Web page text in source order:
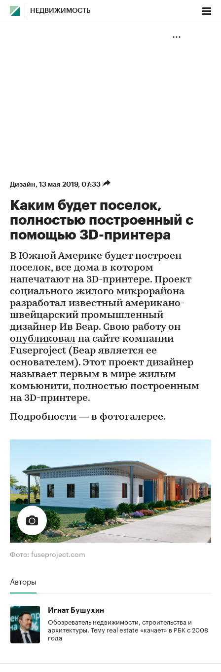
НЕДВИЖИМОСТЬ
Дизайн⁠, 13 мая 2019, 07:33
Каким будет поселок,
полностью построенный с
помощью 3D-принтера
В Южной Америке будет построен
поселок, все дома в котором
напечатают на 3D-принтере. Проект
социального жилого микрорайона
разработал известный американо-
швейцарский промышленный
дизайнер Ив Беар. Свою работу он
опубликовал на сайте компании
Fuseproject (Беар является ее
основателем). Этот проект дизайнер
называет первым в мире жилым
комьюнити, полностью построенным
на 3D-принтере.
Подробности — в фотогалерее.
Фото: fuseproject.com
Авторы
Игнат Бушухин
Обозреватель недвижимости, строительства и
архитектуры. Тему real estate «качает» в РБК с 2008
года